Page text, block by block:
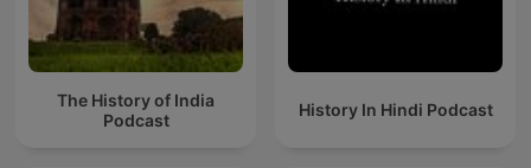
The History of India
Podcast
History In Hindi Podcast